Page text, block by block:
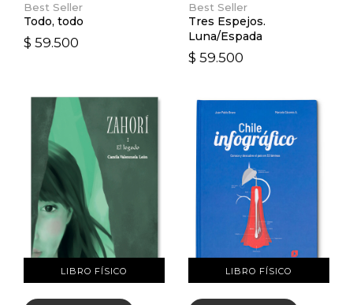
Best Seller
Todo, todo
$ 59.500
Best Seller
Tres Espejos.
Luna/Espada
$ 59.500
LIBRO FÍSICO
VER DETALLES
LIBRO FÍSICO
VER DETALLES